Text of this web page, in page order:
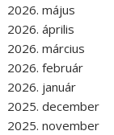
2026. május
2026. április
2026. március
2026. február
2026. január
2025. december
2025. november